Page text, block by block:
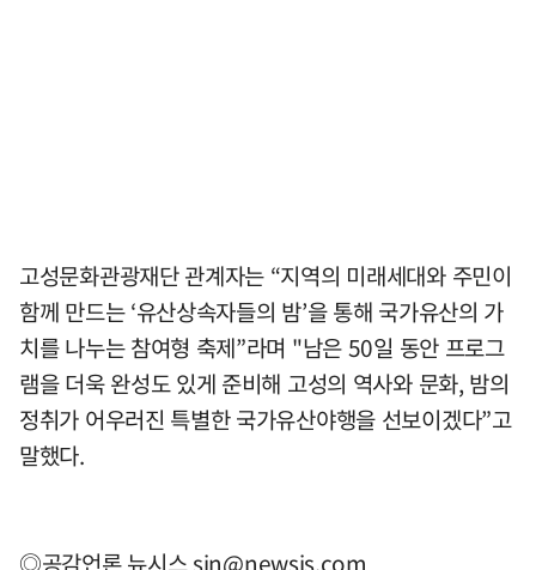
고성문화관광재단 관계자는 “지역의 미래세대와 주민이
함께 만드는 ‘유산상속자들의 밤’을 통해 국가유산의 가
치를 나누는 참여형 축제”라며 "남은 50일 동안 프로그
램을 더욱 완성도 있게 준비해 고성의 역사와 문화, 밤의
정취가 어우러진 특별한 국가유산야행을 선보이겠다”고
말했다.
◎공감언론 뉴시스 sin@newsis.com